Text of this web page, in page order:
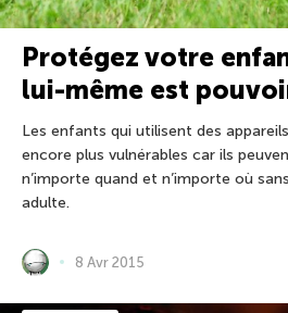
Protégez votre
lui-même est
Les enfants qui utilisent des
encore plus vulnérables car ils
n’importe quand et n’importe où
adulte.
8 Avr 2015